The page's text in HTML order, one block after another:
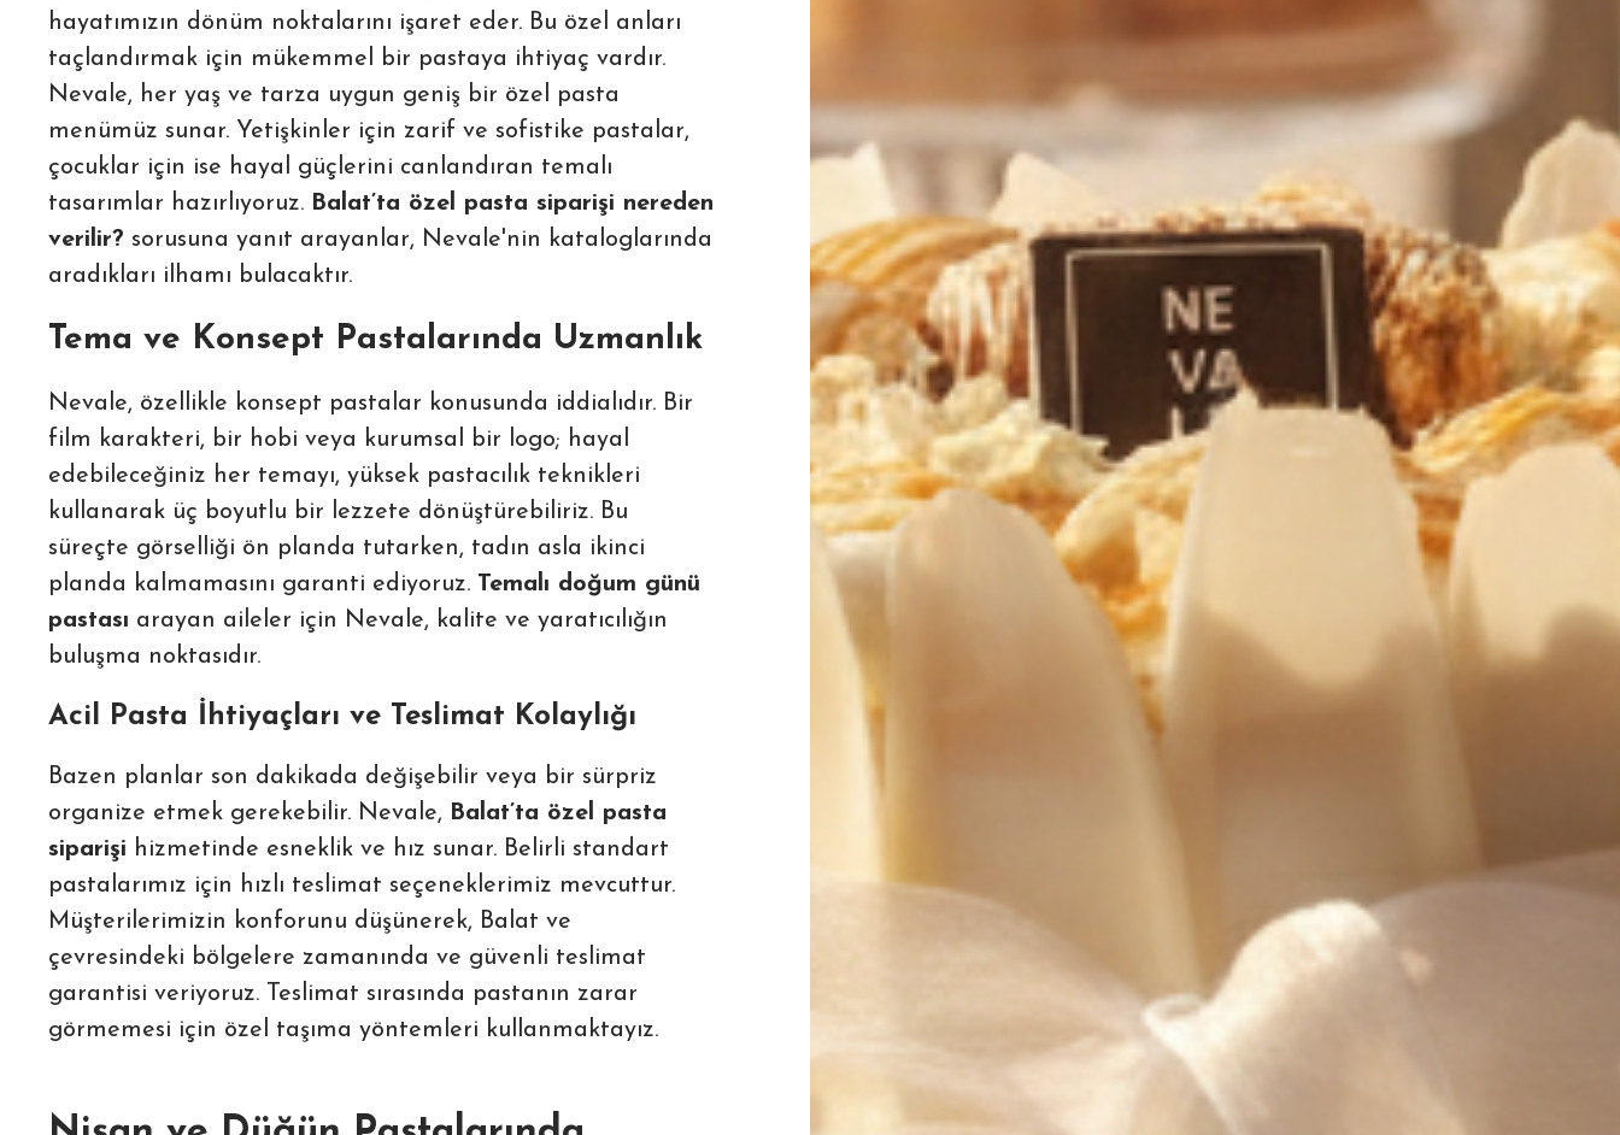
hayatımızın dönüm noktalarını işaret eder. Bu özel anları
taçlandırmak için mükemmel bir pastaya ihtiyaç vardır.
Nevale, her yaş ve tarza uygun geniş bir özel pasta
menümüz sunar. Yetişkinler için zarif ve sofistike pastalar,
çocuklar için ise hayal güçlerini canlandıran temalı
tasarımlar hazırlıyoruz. Balat’ta özel pasta siparişi nereden
verilir? sorusuna yanıt arayanlar, Nevale'nin kataloglarında
aradıkları ilhamı bulacaktır.
Tema ve Konsept Pastalarında Uzmanlık
Nevale, özellikle konsept pastalar konusunda iddialıdır. Bir
film karakteri, bir hobi veya kurumsal bir logo; hayal
edebileceğiniz her temayı, yüksek pastacılık teknikleri
kullanarak üç boyutlu bir lezzete dönüştürebiliriz. Bu
süreçte görselliği ön planda tutarken, tadın asla ikinci
planda kalmamasını garanti ediyoruz. Temalı doğum günü
pastası arayan aileler için Nevale, kalite ve yaratıcılığın
buluşma noktasıdır.
Acil Pasta İhtiyaçları ve Teslimat Kolaylığı
Bazen planlar son dakikada değişebilir veya bir sürpriz
organize etmek gerekebilir. Nevale, Balat’ta özel pasta
siparişi hizmetinde esneklik ve hız sunar. Belirli standart
pastalarımız için hızlı teslimat seçeneklerimiz mevcuttur.
Müşterilerimizin konforunu düşünerek, Balat ve
çevresindeki bölgelere zamanında ve güvenli teslimat
garantisi veriyoruz. Teslimat sırasında pastanın zarar
görmemesi için özel taşıma yöntemleri kullanmaktayız.